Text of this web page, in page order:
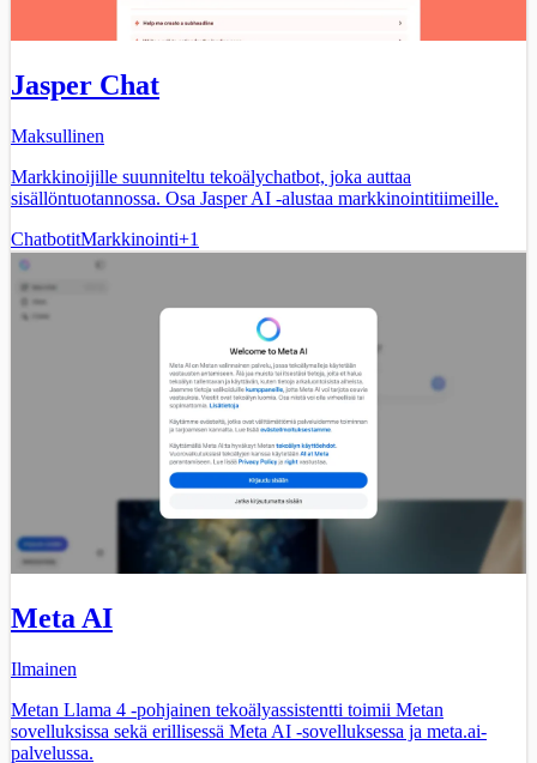
Jasper Chat
Maksullinen
Markkinoijille suunniteltu tekoälychatbot, joka auttaa
sisällöntuotannossa. Osa Jasper AI -alustaa markkinointitiimeille.
ChatbotitMarkkinointi+1
Meta AI
Ilmainen
Metan Llama 4 -pohjainen tekoälyassistentti toimii Metan
sovelluksissa sekä erillisessä Meta AI -sovelluksessa ja meta.ai-
palvelussa.